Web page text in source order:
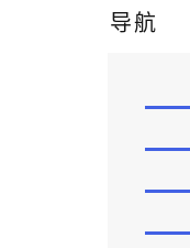
导航